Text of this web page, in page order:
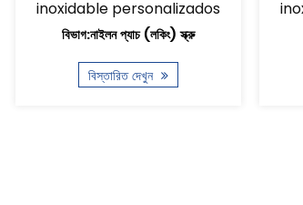
inoxidable personalizados
বিভাগ:টাইটানিয়াম স্ক্রু
বিস্তারিত দেখুন